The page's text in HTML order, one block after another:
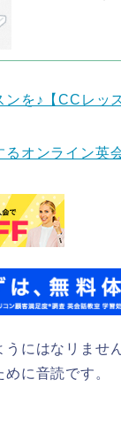
を♪【CCレッ
るオンライン英
にはなリませ
に音読です。